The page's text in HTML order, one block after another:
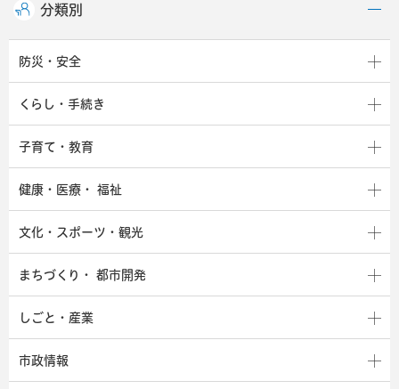
分類別
防災・安全
くらし・手続き
子育て・教育
健康・医療・ 福祉
文化・スポーツ・観光
まちづくり・ 都市開発
しごと・産業
市政情報